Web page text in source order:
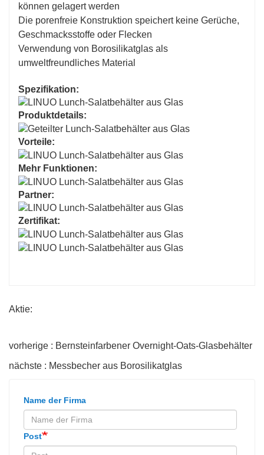
können gelagert werden
Die porenfreie Konstruktion speichert keine Gerüche,
Geschmacksstoffe oder Flecken
Verwendung von Borosilikatglas als
umweltfreundliches Material
Spezifikation:
Produktdetails:
Vorteile:
Mehr Funktionen:
Partner:
Zertifikat:
Aktie:
vorherige : Bernsteinfarbener Overnight-Oats-Glasbehälter
nächste : Messbecher aus Borosilikatglas
Name der Firma
Post